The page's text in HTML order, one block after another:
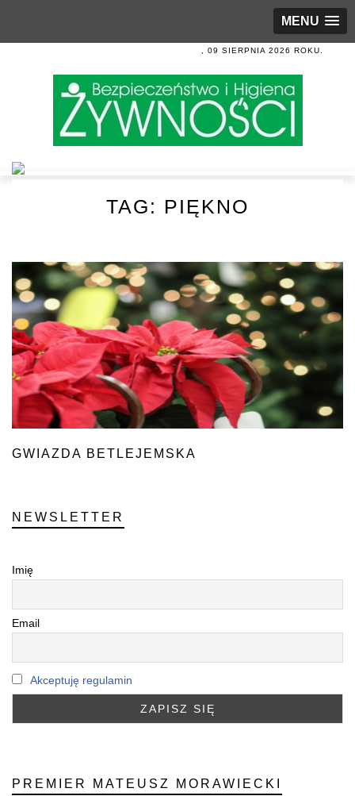
MENU
, 09 SIERPNIA 2026 ROKU.
TAG: PIĘKNO
GWIAZDA BETLEJEMSKA
NEWSLETTER
Imię
Email
Akceptuję regulamin
PREMIER MATEUSZ MORAWIECKI